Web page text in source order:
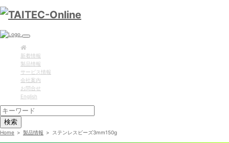
新着情報
製品情報
サービス情報
会社案内
お問合せ
English
検索
Home > 製品情報 > ステンレスビーズ3mm150g